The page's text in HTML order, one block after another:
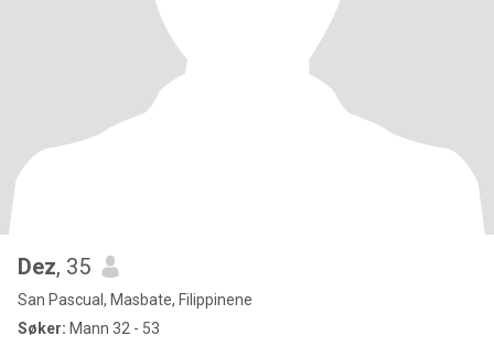
Dez, 35
San Pascual, Masbate, Filippinene
Søker: Mann 32 - 53